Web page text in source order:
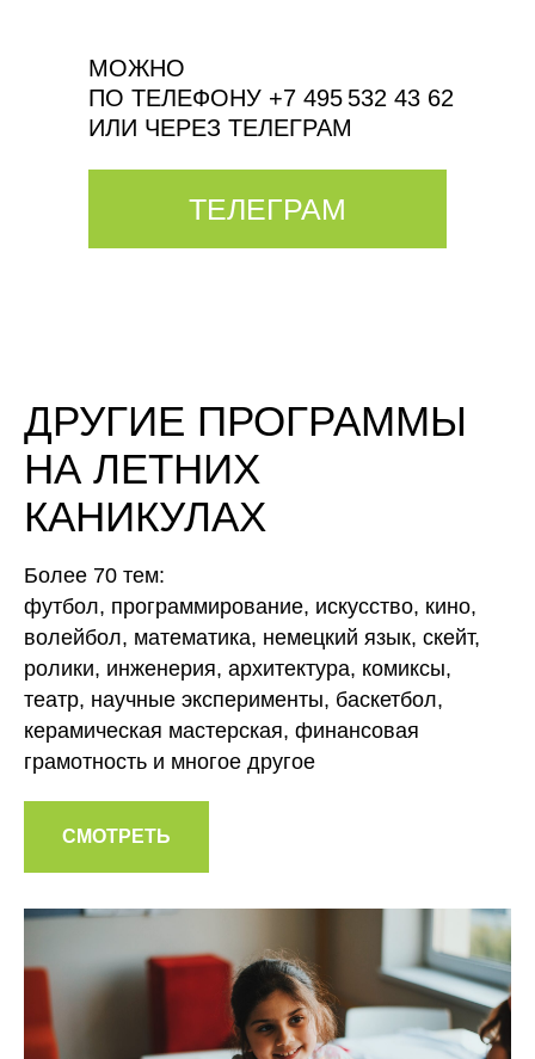
МОЖНО
ПО ТЕЛЕФОНУ +7 495 532 43 62
ИЛИ ЧЕРЕЗ ТЕЛЕГРАМ
ТЕЛЕГРАМ
ДРУГИЕ ПРОГРАММЫ
НА ЛЕТНИХ
КАНИКУЛАХ
Более 70 тем:
футбол, программирование, искусство, кино,
волейбол, математика, немецкий язык, скейт,
ролики, инженерия, архитектура, комиксы,
театр, научные эксперименты, баскетбол,
керамическая мастерская, финансовая
грамотность и многое другое
СМОТРЕТЬ